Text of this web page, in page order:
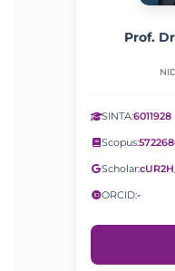
Prof.
SINTA:6011928
Scopus:
Scholar:
ORCID:-